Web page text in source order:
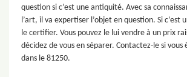
question si c’est une antiquité. Avec sa
l’art, il va expertiser l’objet en question. Si c’est
le certifier. Vous pouvez le lui vendre à un prix
décidez de vous en séparer. Contactez-le si vous
dans le 81250.